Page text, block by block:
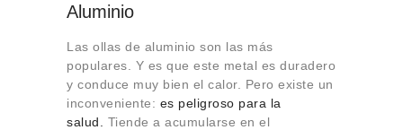
Aluminio
Las ollas de aluminio son las más
populares. Y es que este metal es duradero
y conduce muy bien el calor. Pero existe un
inconveniente: es peligroso para la
salud.
Tiende a acumularse en el